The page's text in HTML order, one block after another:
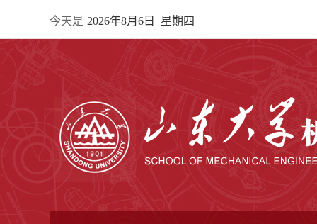
今天是 2026年8月6日 星期四